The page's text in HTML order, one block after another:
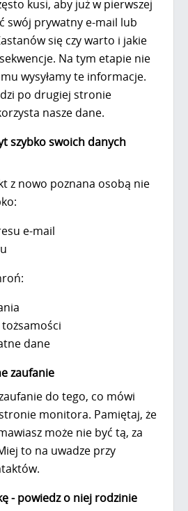
kusi, aby już w pierwszej
swój prywatny e-mail lub
się czy warto i jakie
Na tym etapie nie
wysyłamy te informacje.
po drugiej stronie
nasze dane.
szybko swoich danych
z nowo poznana osobą nie
e-mail
dane
zaufanie
do tego, co mówi
monitora. Pamiętaj, że
może nie być tą, za
to na uwadze przy
- powiedz o niej rodzinie